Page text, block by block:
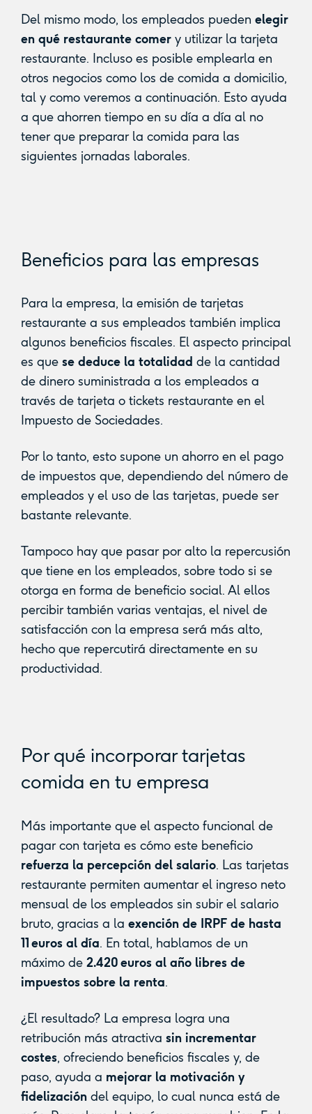
Del mismo modo, los empleados pueden elegir
en qué restaurante comery utilizar la tarjeta
restaurante. Incluso es posible emplearla en
otros negocios como los de comida a domicilio,
tal y como veremos a continuación. Esto ayuda
a que ahorren tiempo en su día a día al no
tener que preparar la comida para las
siguientes jornadas laborales.
Beneficios para las empresas
Para la empresa, la emisión de tarjetas
restaurante a sus empleados también implica
algunos beneficios fiscales. El aspecto principal
es que se deduce la totalidad de la cantidad
de dinero suministrada a los empleados a
través de tarjeta o tickets restaurante en el
Impuesto de Sociedades.
Por lo tanto, esto supone un ahorro en el pago
de impuestos que, dependiendo del número de
empleados y el uso de las tarjetas, puede ser
bastante relevante.
Tampoco hay que pasar por alto la repercusión
que tiene en los empleados, sobre todo si se
otorga en forma de beneficio social. Al ellos
percibir también varias ventajas, el nivel de
satisfacción con la empresa será más alto,
hecho que repercutirá directamente en su
productividad.
Por qué incorporar tarjetas
comida en tu empresa
Más importante que el aspecto funcional de
pagar con tarjeta es cómo este beneficio
refuerza la percepción del salario. Las tarjetas
restaurante permiten aumentar el ingreso neto
mensual de los empleados sin subir el salario
bruto, gracias a la exención de IRPF de hasta
11 euros al día. En total, hablamos de un
máximo de 2.420 euros al año libres de
impuestos sobre la renta.
¿El resultado? La empresa logra una
retribución más atractiva sin incrementar
costes, ofreciendo beneficios fiscales y, de
paso, ayuda a mejorar la motivación y
fidelizacióndel equipo, lo cual nunca está de